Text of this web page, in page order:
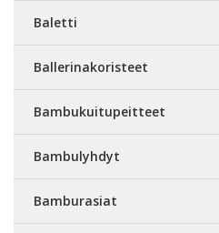
Baletti
Ballerinakoristeet
Bambukuitupeitteet
Bambulyhdyt
Bamburasiat